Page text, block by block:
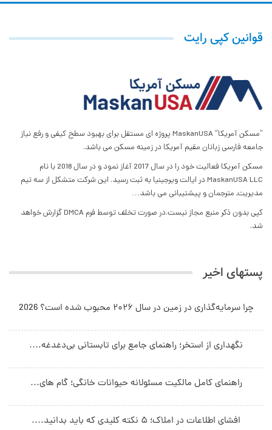
قوانین کپی رایت
”مسکن آمریکا“ MaskanUSA پروژه ای مستقل برای بهبود سطح کیفی و رفع نیاز
جامعه فارسی زبانان مقیم آمریکا در زمینه مسکن می باشد.
مسکن آمریکا فعالیت خود را در سال 2017 آغاز نمود و در سال 2018 با نام
MaskanUSA LLC در ایالت ویرجینیا به ثبت رسید. این شرکت متشکل از سه تیم
مدیریت, مترجمان و پیشتیبانی می باشد…
کپی بدون ذکر منبع مجاز نیست.در صورت تخلف توسط فرم DMCA گزارش خواهد
شد.
پستهای اخیر
چرا سرمایه‌گذاری در زمین در سال ۲۰۲۶ محبوب شده است؟ 2026
نگهداری از استخر؛ راهنمای جامع برای تابستانی بی‌دغدغه.…
راهنمای کامل مالکیت مسئولانه حیوانات خانگی؛ گام های…
افشای اطلاعات در املاک؛ ۵ نکته کلیدی که باید بدانید.…